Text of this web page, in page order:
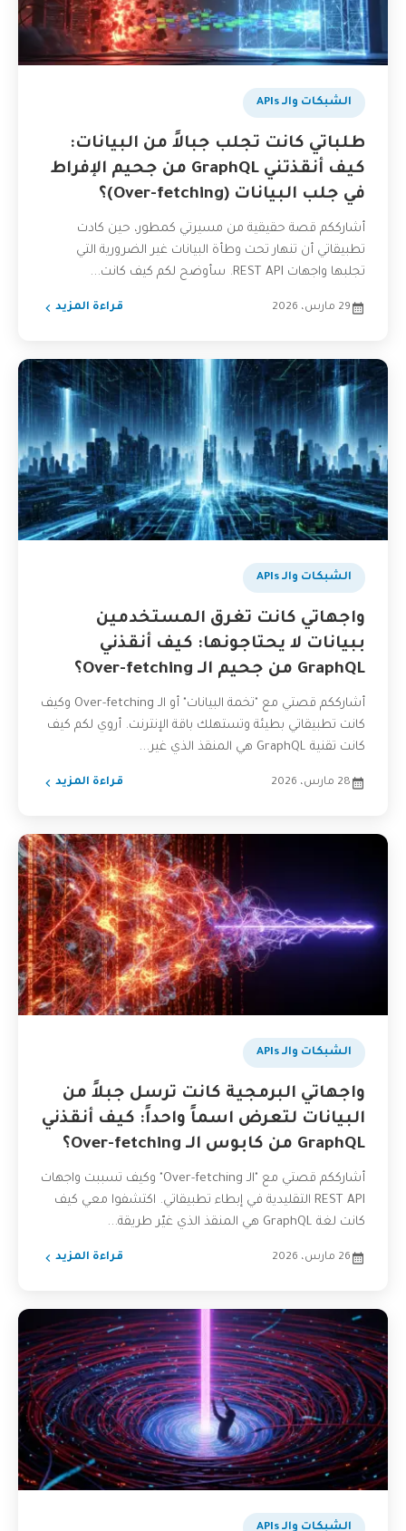
الشبكات والـ APIs
طلباتي كانت تجلب جبالاً من البيانات:
كيف أنقذتني GraphQL من جحيم الإفراط
في جلب البيانات (Over-fetching)؟
أشارككم قصة حقيقية من مسيرتي كمطور، حين كادت
تطبيقاتي أن تنهار تحت وطأة البيانات غير الضرورية التي
تجلبها واجهات REST API. سأوضح لكم كيف كانت...
29 مارس، 2026 قراءة المزيد
الشبكات والـ APIs
واجهاتي كانت تغرق المستخدمين
ببيانات لا يحتاجونها: كيف أنقذني
GraphQL من جحيم الـ Over-fetching؟
أشارككم قصتي مع "تخمة البيانات" أو الـ Over-fetching وكيف
كانت تطبيقاتي بطيئة وتستهلك باقة الإنترنت. أروي لكم كيف
كانت تقنية GraphQL هي المنقذ الذي غير...
28 مارس، 2026 قراءة المزيد
الشبكات والـ APIs
واجهاتي البرمجية كانت ترسل جبلاً من
البيانات لتعرض اسماً واحداً: كيف أنقذني
GraphQL من كابوس الـ Over-fetching؟
أشارككم قصتي مع "الـ Over-fetching" وكيف تسببت واجهات
REST API التقليدية في إبطاء تطبيقاتي. اكتشفوا معي كيف
كانت لغة GraphQL هي المنقذ الذي غيّر طريقة...
26 مارس، 2026 قراءة المزيد
الشبكات والـ APIs